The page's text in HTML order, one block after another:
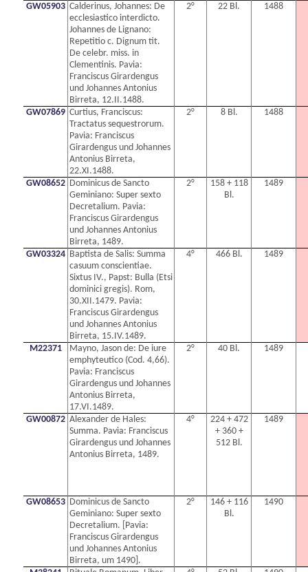
GW05903 Calderinus, Johannes: De
ecclesiastico interdicto.
Johannes de Lignano:
Repetitio c. Dignum tit.
De celebr. miss. in
Clementinis. Pavia:
Franciscus Girardengus
und Johannes Antonius
Birreta, 12.II.1488.
2° 22 Bl. 1488
GW07869 Curtius, Franciscus:
Tractatus sequestrorum.
Pavia: Franciscus
Girardengus und Johannes
Antonius Birreta,
22.XI.1488.
2° 8 Bl. 1488
GW08652 Dominicus de Sancto
Geminiano: Super sexto
Decretalium. Pavia:
Franciscus Girardengus
und Johannes Antonius
Birreta, 1489.
2°
158 + 118
Bl.
1489
GW03324 Baptista de Salis: Summa
casuum conscientiae.
Sixtus IV., Papst: Bulla (Etsi
dominici gregis). Rom,
30.XII.1479. Pavia:
Franciscus Girardengus
und Johannes Antonius
Birreta, 15.IV.1489.
4° 466 Bl. 1489
M22371
Mayno, Jason de: De iure
emphyteutico (Cod. 4,66).
Pavia: Franciscus
Girardengus und Johannes
Antonius Birreta,
17.VI.1489.
2° 40 Bl. 1489
GW00872 Alexander de Hales:
Summa. Pavia: Franciscus
Girardengus und Johannes
Antonius Birreta, 1489.
4°
224 + 472
+ 360 +
512 Bl.
1489
GW08653 Dominicus de Sancto
Geminiano: Super sexto
Decretalium. [Pavia:
Franciscus Girardengus
und Johannes Antonius
Birreta, um 1490].
2°
146 + 116
Bl.
1490